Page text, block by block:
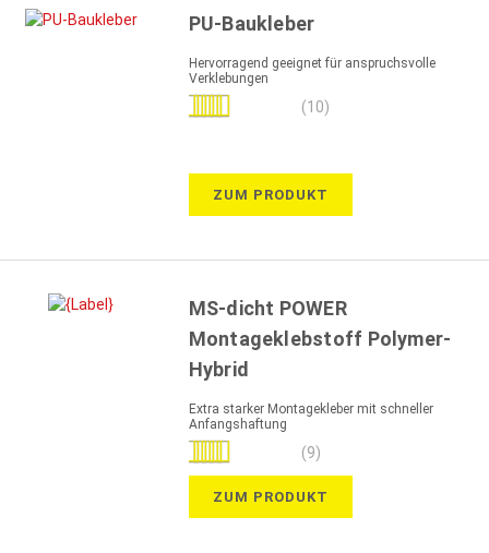
PU-Baukleber
Hervorragend geeignet für anspruchsvolle
Verklebungen
Bewertung:
(10)
ZUM PRODUKT
MS-dicht POWER
Montageklebstoff Polymer-
Hybrid
Extra starker Montagekleber mit schneller
Anfangshaftung
Bewertung:
100%
(9)
ZUM PRODUKT